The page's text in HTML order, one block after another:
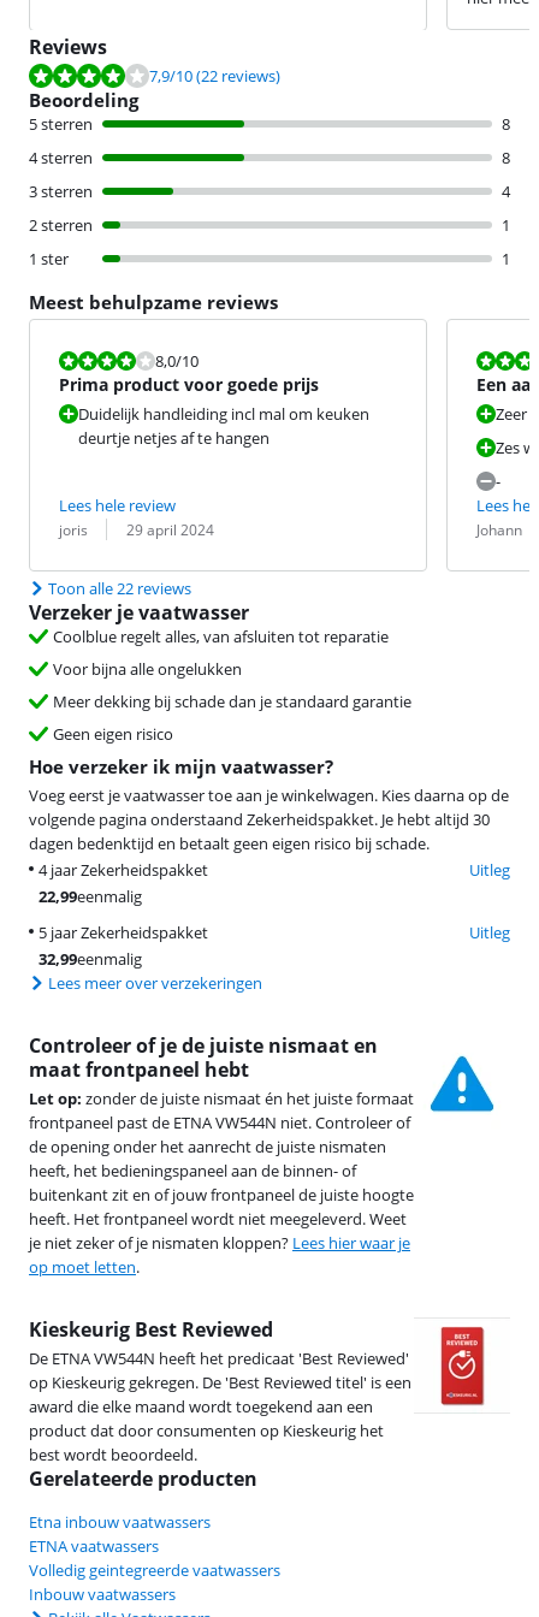
Reviews
Beoordeling is 7,9 van de 10, gebaseerd op 22 reviews.
7,9/10(22 reviews)
Beoordeling
5 sterren
8
4 sterren
8
3 sterren
4
2 sterren
1
1 ster
1
Meest behulpzame reviews
Beoordeling is 8,0 van de 10.
8,0/10
Prima product voor goede prijs
Duidelijk handleiding incl mal om keuken
deurtje netjes af te hangen
Lees hele review
Beoordeling door:
joris
Datum: 29 april 2024
Een
prijs.
Zeer
Zes
-
Lees
Johann
Datum:
Toon alle 22 reviews
Verzeker je vaatwasser
Coolblue regelt alles, van afsluiten tot reparatie
Voor bijna alle ongelukken
Meer dekking bij schade dan je standaard garantie
Geen eigen risico
Hoe verzeker ik mijn vaatwasser?
Voeg eerst je vaatwasser toe aan je winkelwagen. Kies daarna op de
volgende pagina onderstaand Zekerheidspakket. Je hebt altijd 30
dagen bedenktijd en betaalt geen eigen risico bij schade.
4 jaar Zekerheidspakket
Uitleg
22,99eenmalig
5 jaar Zekerheidspakket
Uitleg
32,99eenmalig
Lees meer over verzekeringen
Kieskeurig Best Reviewed
De ETNA VW544N heeft het predicaat 'Best Reviewed'
op Kieskeurig gekregen. De 'Best Reviewed titel' is een
award die elke maand wordt toegekend aan een
product dat door consumenten op Kieskeurig het
best wordt beoordeeld.
Controleer of je de juiste nismaat en
maat frontpaneel hebt
Let op: zonder de juiste nismaat én het juiste formaat
frontpaneel past de ETNA VW544N niet. Controleer of
de opening onder het aanrecht de juiste nismaten
heeft, het bedieningspaneel aan de binnen- of
buitenkant zit en of jouw frontpaneel de juiste hoogte
heeft. Het frontpaneel wordt niet meegeleverd. Weet
je niet zeker of je nismaten kloppen? Lees hier waar je
op moet letten.
Gerelateerde producten
Etna inbouw vaatwassers
ETNA vaatwassers
Volledig geintegreerde vaatwassers
Inbouw vaatwassers